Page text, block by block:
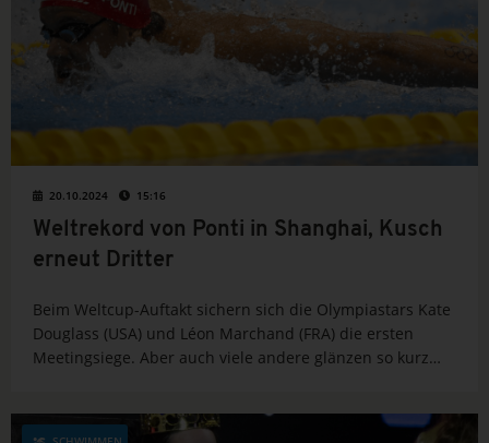
20.10.2024 15:16
Weltrekord von Ponti in Shanghai, Kusch
erneut Dritter
Beim Weltcup-Auftakt sichern sich die Olympiastars Kate
Douglass (USA) und Léon Marchand (FRA) die ersten
Meetingsiege. Aber auch viele andere glänzen so kurz
mit.